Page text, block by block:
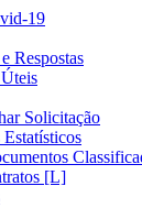
19
Respostas
Solicitação
[L]